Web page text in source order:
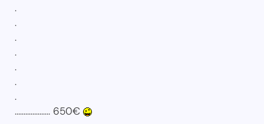
.
.
.
.
.
.
.
.................... 650€